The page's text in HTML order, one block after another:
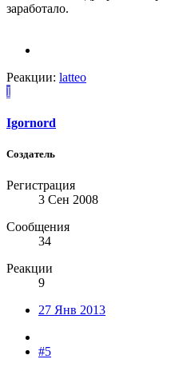
заработало.
Реакции: latteo
I
Igornord
Создатель
Регистрация
3 Сен 2008
Сообщения
34
Реакции
9
27 Янв 2013
#5